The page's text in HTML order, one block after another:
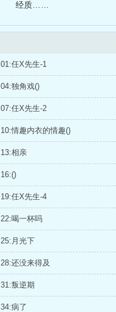
经质……
01:任X先生-1
04:独角戏()
07:任X先生-2
10:情趣内衣的情趣()
13:相亲
16:()
19:任X先生-4
22:喝一杯吗
25:月光下
28:还没来得及
31:叛逆期
34:病了